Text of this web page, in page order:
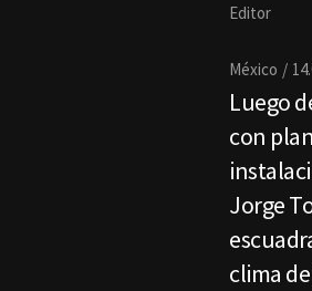
Editor
México
Luego
con
Jorge
clima